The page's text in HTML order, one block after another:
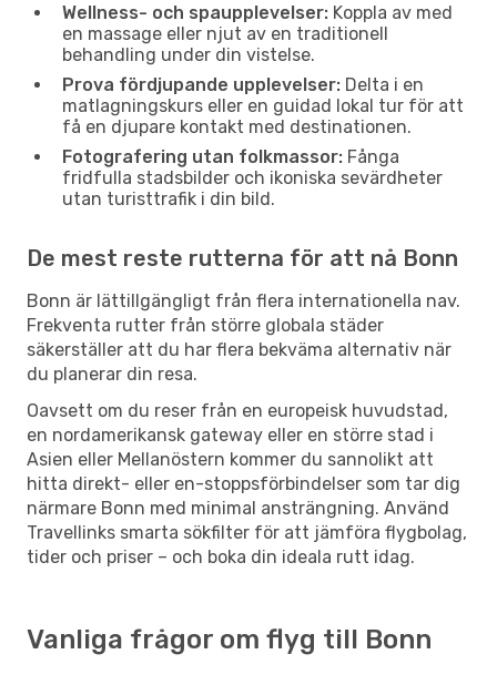
Wellness- och spaupplevelser: Koppla av med
en massage eller njut av en traditionell
behandling under din vistelse.
Prova fördjupande upplevelser: Delta i en
matlagningskurs eller en guidad lokal tur för att
få en djupare kontakt med destinationen.
Fotografering utan folkmassor: Fånga
fridfulla stadsbilder och ikoniska sevärdheter
utan turisttrafik i din bild.
De mest reste rutterna för att nå Bonn
Bonn är lättillgängligt från flera internationella nav.
Frekventa rutter från större globala städer
säkerställer att du har flera bekväma alternativ när
du planerar din resa.
Oavsett om du reser från en europeisk huvudstad,
en nordamerikansk gateway eller en större stad i
Asien eller Mellanöstern kommer du sannolikt att
hitta direkt- eller en-stoppsförbindelser som tar dig
närmare Bonn med minimal ansträngning. Använd
Travellinks smarta sökfilter för att jämföra flygbolag,
tider och priser – och boka din ideala rutt idag.
Vanliga frågor om flyg till Bonn